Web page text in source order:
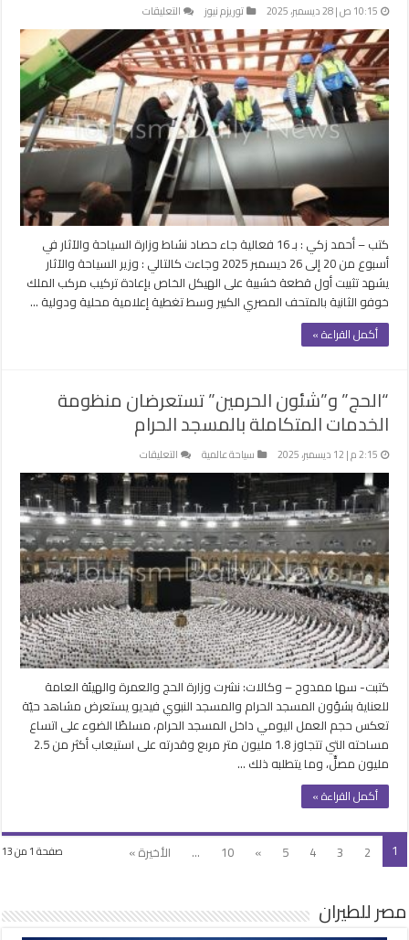
10:15 ص | 28 ديسمبر، 2025 توريزم نيوز التعليقات
16
فعالية
حصاد
نشاط
وزارة
السياحة
والآثار
في
أسبوع
والبداية
بمركب
خوفو
مغلقة
كتب – أحمد زكي : بـ 16 فعالية جاء حصاد نشاط وزارة السياحة والآثار في
أسبوع من 20 إلى 26 ديسمبر 2025 وجاءت كالتالي : وزير السياحة والآثار
يشهد تثبيت أول قطعة خشبية على الهيكل الخاص بإعادة تركيب مركب الملك
خوفو الثانية بالمتحف المصري الكبير وسط تغطية إعلامية محلية ودولية …
أكمل القراءة »
“الحج” و”شئون الحرمين” تستعرضان منظومة
الخدمات المتكاملة بالمسجد الحرام
2:15 م | 12 ديسمبر، 2025 سياحة عالمية التعليقات
“الحج”
و”شئون
الحرمين”
تستعرضان
منظومة
الخدمات
المتكاملة
بالمسجد
الحرام
مغلقة
كتبت- سها ممدوح – وكالات: نشرت وزارة الحج والعمرة والهيئة العامة
للعناية بشؤون المسجد الحرام والمسجد النبوي فيديو يستعرض مشاهد حيّة
تعكس حجم العمل اليومي داخل المسجد الحرام، مسلطًا الضوء على اتساع
مساحته التي تتجاوز 1.8 مليون متر مربع وقدرته على استيعاب أكثر من 2.5
مليون مصلٍّ، وما يتطلبه ذلك …
أكمل القراءة »
صفحة 1 من 13 1
2
3
4
5
»
10
... الأخيرة »
مصر للطيران